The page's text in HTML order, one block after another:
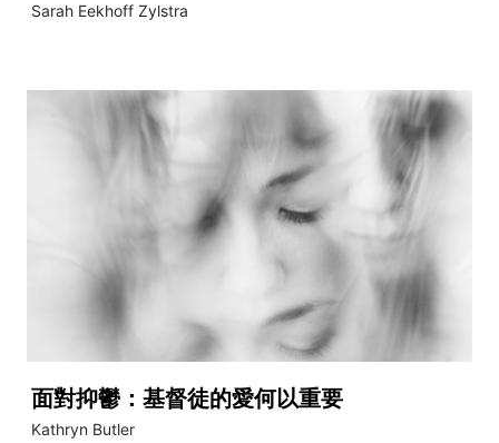
Sarah Eekhoff Zylstra
面對抑鬱：基督徒的愛何以重要
Kathryn Butler